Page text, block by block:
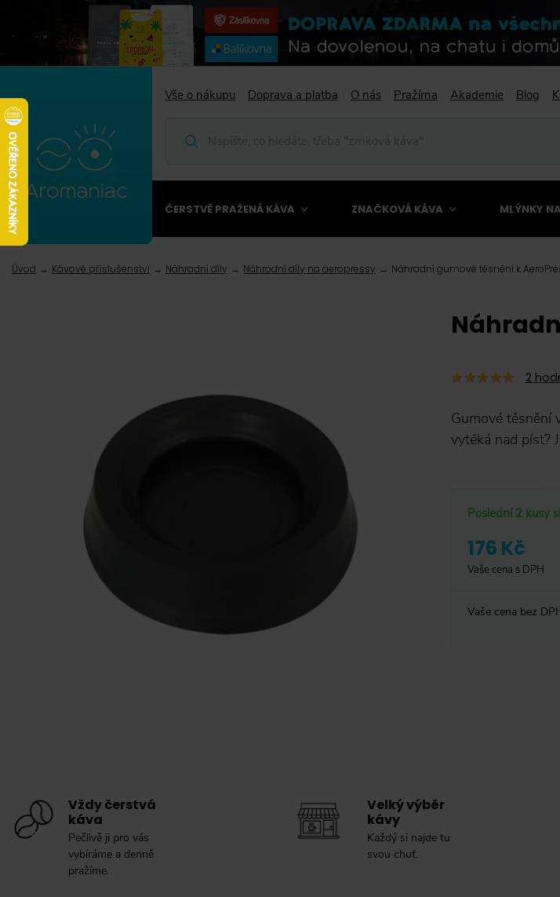
Vše o nákupu Doprava a platba O nás Pražírna Akademie Blog
ČERSTVĚ PRAŽENÁ KÁVA ZNAČKOVÁ KÁVA MLÝNKY
Úvod Kávové příslušenství Náhradní díly Náhradní díly na aeropressy Náhradní gumové těsnění k
2
Gumové těsnění
vytéká nad píst?
Poslední 2 kusy
176 Kč
Vaše cena s DPH
Vaše cena bez
Vždy čerstvá
káva
Pečlivě ji pro vás
vybíráme a denně
pražíme.
Velký výběr
kávy
Každý si najde tu
svou chuť.